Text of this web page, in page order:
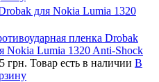
для Nokia Lumia 1320
пленка Drobak
Nokia Lumia 1320 Anti-Shock
грн. Товар есть в наличии В